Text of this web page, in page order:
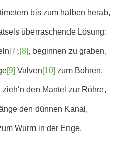
bis zum halben herab,
überraschende Lösung:
[7],[8], beginnen zu graben,
[9] Valven[10] zum Bohren,
den Mantel zur Röhre,
den dünnen Kanal,
Wurm in der Enge.